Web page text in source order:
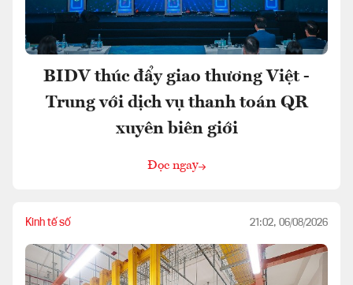
BIDV thúc đẩy giao thương Việt -
Trung với dịch vụ thanh toán QR
xuyên biên giới
Đọc ngay
Kinh tế số 21:02, 06/08/2026